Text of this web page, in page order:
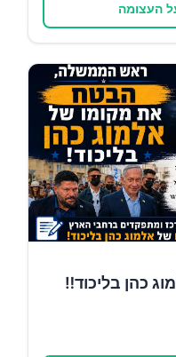
העצומה
כהן בליכוד‼️